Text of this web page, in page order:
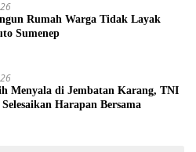
Rumah Warga Tidak Layak
Sumenep
Menyala di Jembatan Karang, TNI
Harapan Bersama